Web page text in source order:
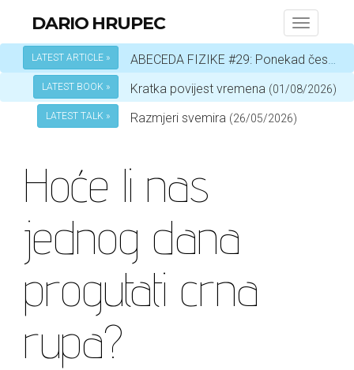
Toggle
DARIO HRUPEC
LATEST ARTICLE » ABECEDA FIZIKE #29: Ponekad čestica, a ponekad val – ovisi o okolnostima
LATEST BOOK » Kratka povijest vremena (01/08/2026)
LATEST TALK » Razmjeri svemira (26/05/2026)
Hoće li nas
jednog dana
progutati crna
rupa?